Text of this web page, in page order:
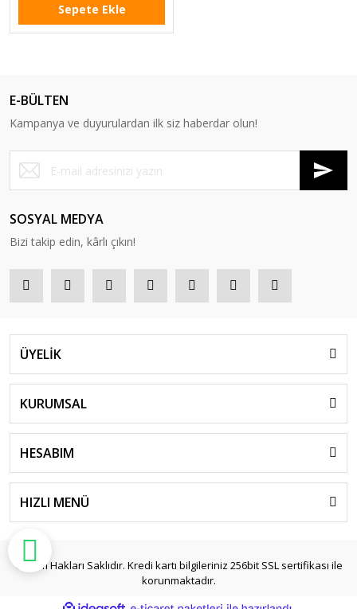
Sepete Ekle
E-BÜLTEN
Kampanya ve duyurulardan ilk siz haberdar olun!
SOSYAL MEDYA
Bizi takip edin, kârlı çıkın!
ÜYELİK
KURUMSAL
HESABIM
HIZLI MENÜ
© Tüm Hakları Saklıdır. Kredi kartı bilgileriniz 256bit SSL sertifikası ile
korunmaktadır.